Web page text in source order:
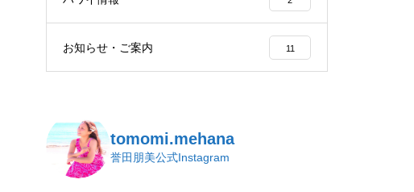
お知らせ・ご案内 11
tomomi.mehana
誉田朋美公式Instagram